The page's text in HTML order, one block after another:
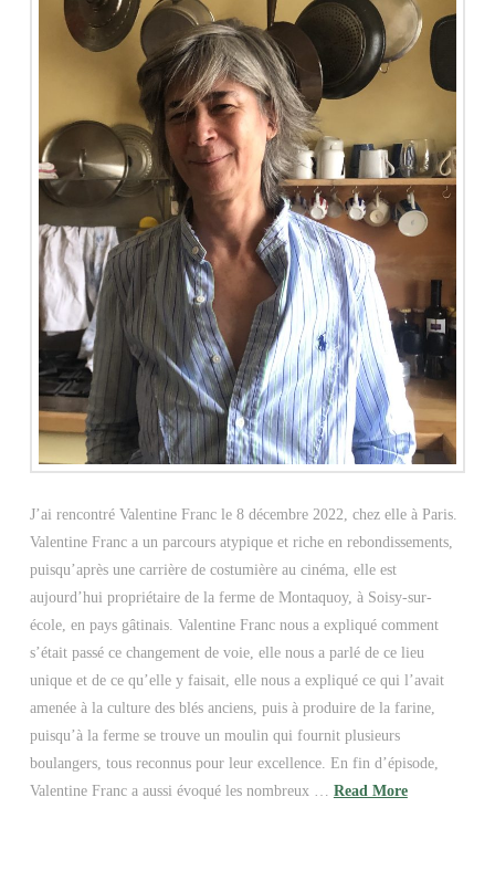
J’ai rencontré Valentine Franc le 8 décembre 2022, chez elle à Paris.
Valentine Franc a un parcours atypique et riche en rebondissements,
puisqu’après une carrière de costumière au cinéma, elle est
aujourd’hui propriétaire de la ferme de Montaquoy, à Soisy-sur-
école, en pays gâtinais. Valentine Franc nous a expliqué comment
s’était passé ce changement de voie, elle nous a parlé de ce lieu
unique et de ce qu’elle y faisait, elle nous a expliqué ce qui l’avait
amenée à la culture des blés anciens, puis à produire de la farine,
puisqu’à la ferme se trouve un moulin qui fournit plusieurs
boulangers, tous reconnus pour leur excellence. En fin d’épisode,
Valentine Franc a aussi évoqué les nombreux … Read More